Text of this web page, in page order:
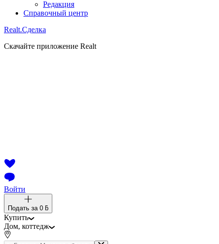
Редакция
Справочный центр
Realt.Сделка
Скачайте приложение Realt
Войти
Подать за 0 ƃ
Купить
Дом, коттедж